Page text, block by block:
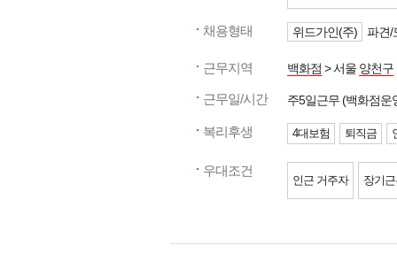
채용형태 위드가인(주) 파견/
근무지역 백화점 > 서울 양천구
근무일/시간 주5일근무 (백화점운
복리후생 4대보험 퇴직금
우대조건
인근 거주자 장기